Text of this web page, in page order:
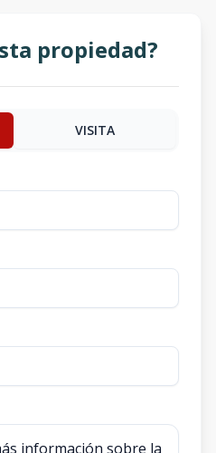
propiedad?
VISITA